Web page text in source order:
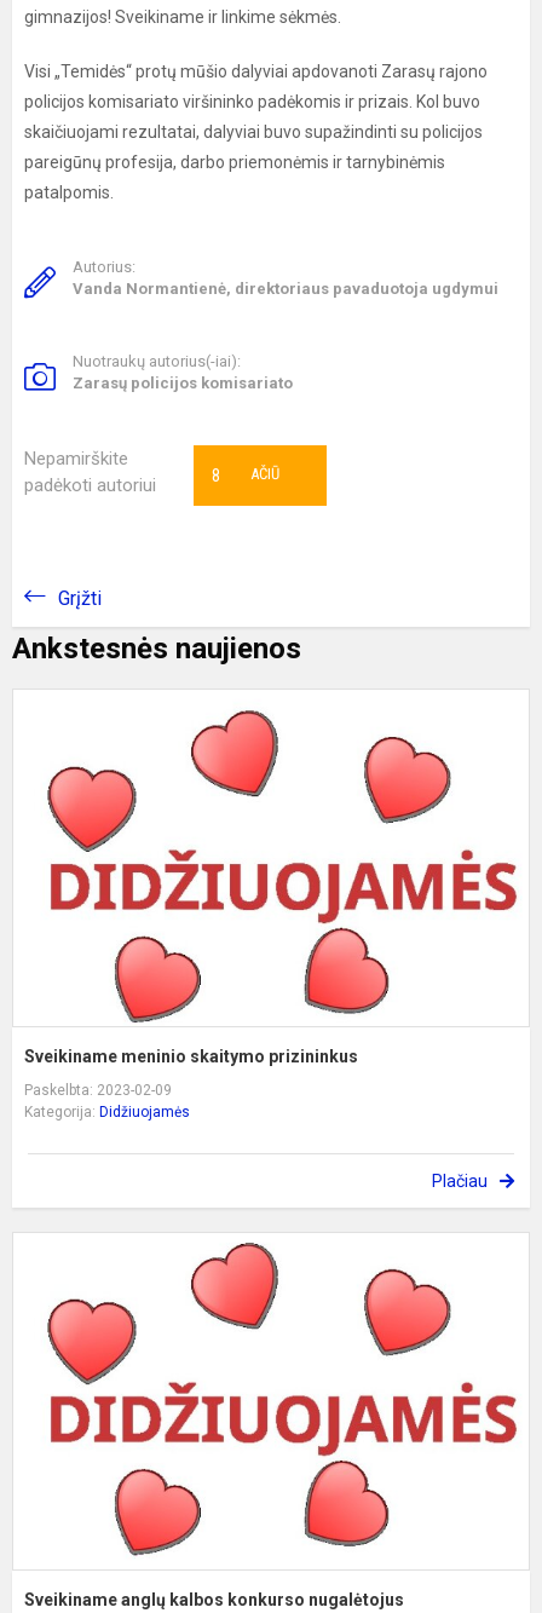
gimnazijos! Sveikiname ir linkime sėkmės.
Visi „Temidės“ protų mūšio dalyviai apdovanoti Zarasų rajono
policijos komisariato viršininko padėkomis ir prizais. Kol buvo
skaičiuojami rezultatai, dalyviai buvo supažindinti su policijos
pareigūnų profesija, darbo priemonėmis ir tarnybinėmis
patalpomis.
Autorius:
Vanda Normantienė, direktoriaus pavaduotoja ugdymui
Nuotraukų autorius(-iai):
Zarasų policijos komisariato
Nepamirškite
padėkoti autoriui
AČIŪ
8
Grįžti
Ankstesnės naujienos
Sveikiname meninio skaitymo prizininkus
Paskelbta: 2023-02-09
Kategorija: Didžiuojamės
Plačiau
Sveikiname anglų kalbos konkurso nugalėtojus